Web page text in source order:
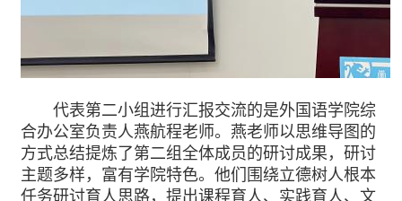
代表第二小组进行汇报交流的是外国语学院综
合办公室负责人燕航程老师。燕老师以思维导图的
方式总结提炼了第二组全体成员的研讨成果，研讨
主题多样，富有学院特色。他们围绕立德树人根本
任务研讨育人思路，提出课程育人、实践育人、文